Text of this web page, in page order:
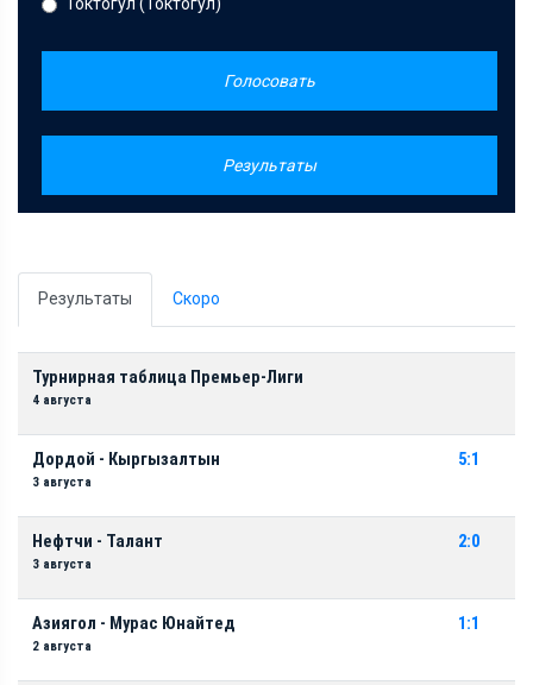
Токтогул (Токтогул)
Голосовать
Результаты
Результаты Скоро
Турнирная таблица Премьер-Лиги
4 августа
Дордой - Кыргызалтын
3 августа
5:1
Нефтчи - Талант
3 августа
2:0
Азиягол - Мурас Юнайтед
2 августа
1:1